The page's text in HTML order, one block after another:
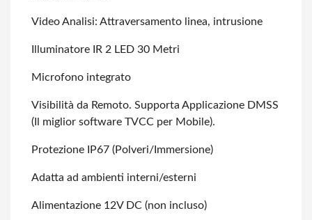
Video Analisi: Attraversamento linea, intrusione
Illuminatore IR 2 LED 30 Metri
Microfono integrato
Visibilità da Remoto. Supporta Applicazione DMSS
(Il miglior software TVCC per Mobile).
Protezione IP67 (Polveri/Immersione)
Adatta ad ambienti interni/esterni
Alimentazione 12V DC (non incluso)